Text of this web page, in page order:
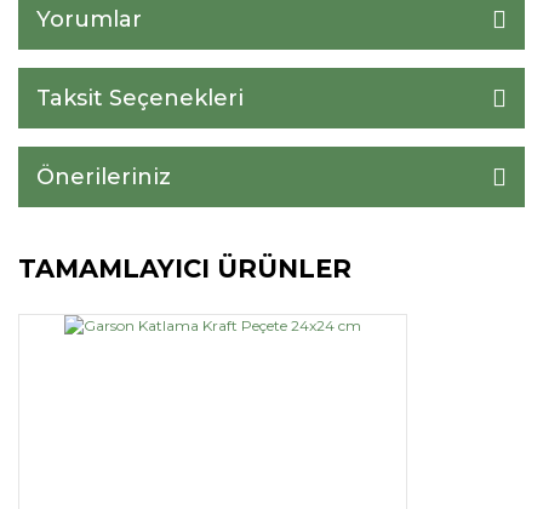
Yorumlar
Taksit Seçenekleri
Önerileriniz
TAMAMLAYICI ÜRÜNLER